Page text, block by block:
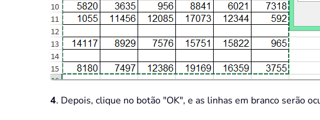
4. Depois, clique no botão "OK", e as linhas em branco serão